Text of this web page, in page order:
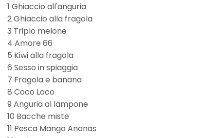
1 Ghiaccio all'anguria
2 Ghiaccio alla fragola
3 Triplo melone
4 Amore 66
5 Kiwi alla fragola
6 Sesso in spiaggia
7 Fragola e banana
8 Coco Loco
9 Anguria al lampone
10 Bacche miste
11 Pesca Mango Ananas